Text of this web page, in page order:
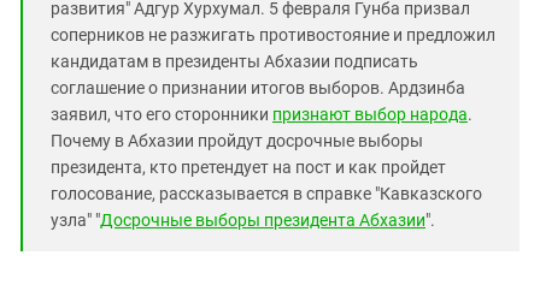
развития" Адгур Хурхумал. 5 февраля Гунба призвал
соперников не разжигать противостояние и предложил
кандидатам в президенты Абхазии подписать
соглашение о признании итогов выборов. Ардзинба
заявил, что его сторонники признают выбор народа.
Почему в Абхазии пройдут досрочные выборы
президента, кто претендует на пост и как пройдет
голосование, рассказывается в справке "Кавказского
узла" "Досрочные выборы президента Абхазии".